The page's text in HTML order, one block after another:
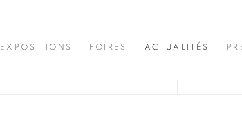
EXPOSITIONS FOIRES ACTUALITÉS